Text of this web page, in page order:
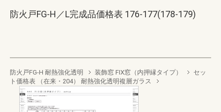
防火戸FG-H／L完成品価格表 176-177(178-179)
防火戸FG-H 耐熱強化透明 装飾窓 FIX窓（内押縁タイプ）
セッ
ト価格表 （在来・204） 耐熱強化透明複層ガラス